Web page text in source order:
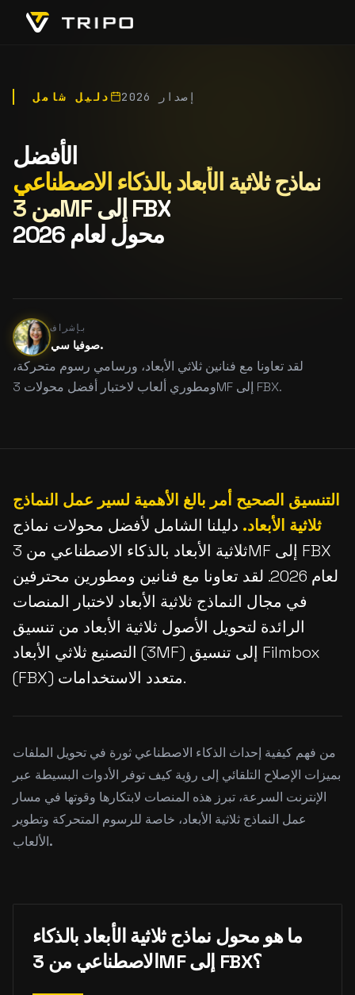
دليل شامل إصدار 2026
الأفضل
نماذج ثلاثية الأبعاد بالذكاء الاصطناعي
من 3MF إلى FBX
محول لعام 2026
بإشراف
صوفيا سي.
لقد تعاونا مع فنانين ثلاثي الأبعاد، ورسامي رسوم متحركة،
ومطوري ألعاب لاختبار أفضل محولات 3MF إلى FBX.
التنسيق الصحيح أمر بالغ الأهمية لسير عمل النماذج
ثلاثية الأبعاد. دليلنا الشامل لأفضل محولات نماذج
ثلاثية الأبعاد بالذكاء الاصطناعي من 3MF إلى FBX
لعام 2026. لقد تعاونا مع فنانين ومطورين محترفين
في مجال النماذج ثلاثية الأبعاد لاختبار المنصات
الرائدة لتحويل الأصول ثلاثية الأبعاد من تنسيق
التصنيع ثلاثي الأبعاد (3MF) إلى تنسيق Filmbox
(FBX) متعدد الاستخدامات.
من فهم كيفية إحداث الذكاء الاصطناعي ثورة في تحويل الملفات
بميزات الإصلاح التلقائي إلى رؤية كيف توفر الأدوات البسيطة عبر
الإنترنت السرعة، تبرز هذه المنصات لابتكارها وقوتها في مسار
عمل النماذج ثلاثية الأبعاد، خاصة للرسوم المتحركة وتطوير
الألعاب.
ما هو محول نماذج ثلاثية الأبعاد بالذكاء
الاصطناعي من 3MF إلى FBX؟